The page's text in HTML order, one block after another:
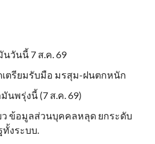
วันนี้ 7 ส.ค. 69
ตรียมรับมือ มรสุม-ฝนตกหนัก
นพรุ่งนี้ (7 ส.ค. 69)
ว ข้อมูลส่วนบุคคลหลุด ยกระดับ
งระบบ.